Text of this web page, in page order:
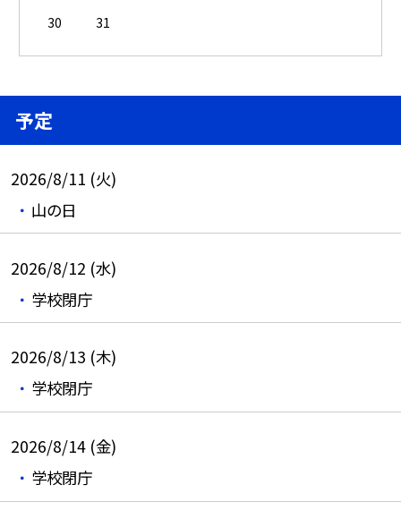
30
31
予定
2026/8/11 (火)
山の日
2026/8/12 (水)
学校閉庁
2026/8/13 (木)
学校閉庁
2026/8/14 (金)
学校閉庁